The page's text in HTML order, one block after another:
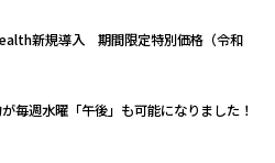
新規導入 期間限定特別価格（令和
毎週水曜「午後」も可能になりました！